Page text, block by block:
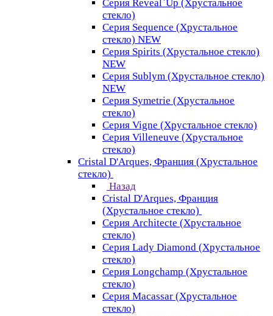
Серия Reveal`Up (Хрустальное
стекло)
Серия Sequence (Хрустальное
стекло) NEW
Серия Spirits (Хрустальное стекло)
NEW
Серия Sublym (Хрустальное стекло)
NEW
Серия Symetrie (Хрустальное
стекло)
Серия Vigne (Хрустальное стекло)
Серия Villeneuve (Хрустальное
стекло)
Cristal D'Arques, Франция (Хрустальное
стекло)
Назад
Cristal D'Arques, Франция
(Хрустальное стекло)
Серия Architecte (Хрустальное
стекло)
Серия Lady Diamond (Хрустальное
стекло)
Серия Longchamp (Хрустальное
стекло)
Серия Macassar (Хрустальное
стекло)